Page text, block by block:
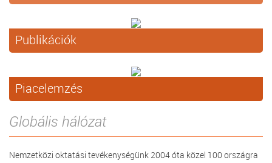
Publikációk
Piacelemzés
Globális hálózat
Nemzetközi oktatási tevékenységünk 2004 óta közel 100 országra